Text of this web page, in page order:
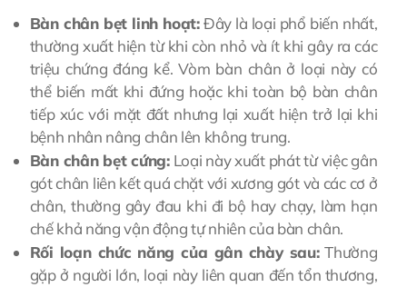
Bàn chân bẹt linh hoạt:Đây là loại phổ biến nhất,
thường xuất hiện từ khi còn nhỏ và ít khi gây ra các
triệu chứng đáng kể. Vòm bàn chân ở loại này có
thể biến mất khi đứng hoặc khi toàn bộ bàn chân
tiếp xúc với mặt đất nhưng lại xuất hiện trở lại khi
bệnh nhân nâng chân lên không trung.
Bàn chân bẹt cứng:Loại này xuất phát từ việc gân
gót chân liên kết quá chặt với xương gót và các cơ ở
chân, thường gây đau khi đi bộ hay chạy, làm hạn
chế khả năng vận động tự nhiên của bàn chân.
Rối loạn chức năng của gân chày sau:Thường
gặp ở người lớn, loại này liên quan đến tổn thương,